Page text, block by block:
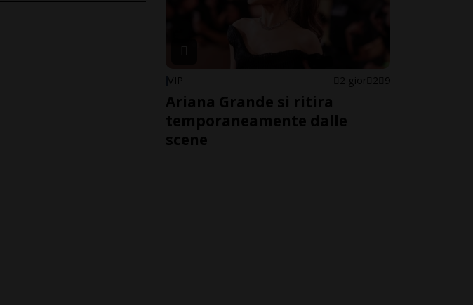
VIP 2 gior 2 9
Ariana Grande si ritira
temporaneamente dalle
scene